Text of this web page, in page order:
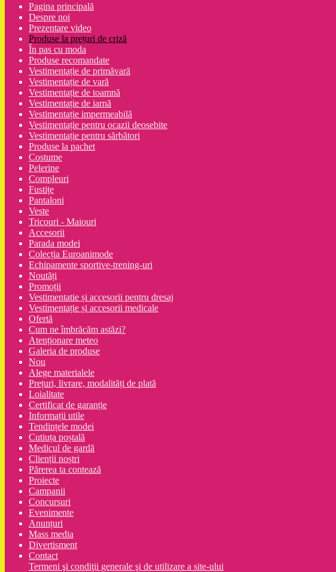
Pagina principală
Despre noi
Prezentare video
Produse la prețuri de criză
În pas cu moda
Produse recomandate
Vestimentație de primăvară
Vestimentație de vară
Vestimentație de toamnă
Vestimentație de iarnă
Vestimentație impermeabilă
Vestimentație pentru ocazii deosebite
Vestimentație pentru sărbători
Produse la pachet
Costume
Pelerine
Compleuri
Fustițe
Pantaloni
Veste
Tricouri - Maiouri
Accesorii
Parada modei
Colecția Euroanimode
Echipamente sportive-trening-uri
Noutăți
Promoții
Vestimentatie și accesorii pentru dresaj
Vestimentație și accesorii medicale
Ofertă
Cum ne îmbrăcăm astăzi?
Atenționare meteo
Galeria de produse
Nou
Alege materialele
Prețuri, livrare, modalități de plată
Loialitate
Certificat de garanție
Informații utile
Tendințele modei
Cutiuța poștală
Medicul de gardă
Clienții noștri
Părerea ta contează
Proiecte
Campanii
Concursuri
Evenimente
Anunțuri
Mass media
Divertisment
Contact
Termeni şi condiţii generale şi de utilizare a site-ului